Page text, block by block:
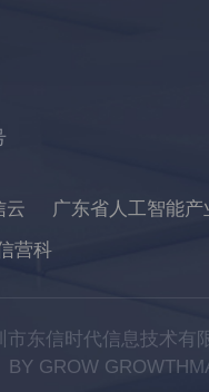
云
广东省人工智能产
营科
市东信时代信息技术
BY GROW